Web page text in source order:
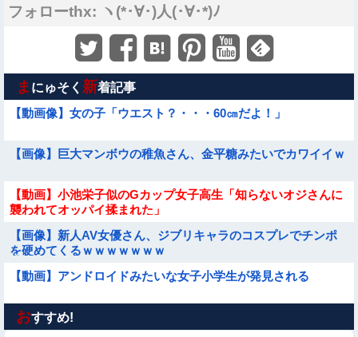
フォローthx: ヽ(*･∀･)人(･∀･*)ﾉ
ま にゅそく 新着記事
【動画像】女の子「ウエスト？・・・60㎝だよ！」
【画像】巨大マンボウの稚魚さん、金平糖みたいでカワイイｗ
【動画】小池栄子似のGカップ女子高生「知らないオジさんに
襲われてオッパイ揉まれた」
【画像】新人AV女優さん、ジブリキャラのコスプレでチンポ
を硬めてくるｗｗｗｗｗｗｗ
【動画】アンドロイドみたいな女子小学生が発見される
【画像】お前らこの超美人が整形か否か判定たのむ！！
おすすめ!